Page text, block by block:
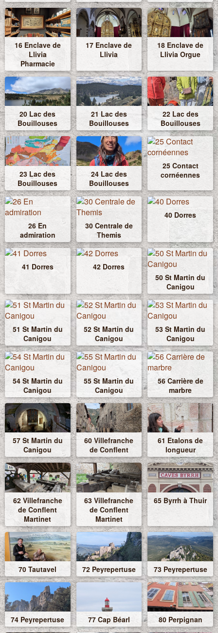
16 Enclave de
Llivia
Pharmacie
17 Enclave de
Llivia
18 Enclave de
Llivia Orgue
20 Lac des
Bouillouses
21 Lac des
Bouillouses
22 Lac des
Bouillouses
23 Lac des
Bouillouses
24 Lac des
Bouillouses
25 Contact
cornéennes
26 En
admiration
30 Centrale de
Themis
40 Dorres
41 Dorres
42 Dorres
50 St Martin du
Canigou
51 St Martin du
Canigou
52 St Martin du
Canigou
53 St Martin du
Canigou
54 St Martin du
Canigou
55 St Martin du
Canigou
56 Carrière de
marbre
57 St Martin du
Canigou
60 Villefranche
de Conflent
61 Etalons de
longueur
62 Villefranche
de Conflent
Martinet
63 Villefranche
de Conflent
Martinet
65 Byrrh à Thuir
70 Tautavel 72 Peyrepertuse 73 Peyrepertuse
74 Peyrepertuse 77 Cap Béarl 80 Perpignan